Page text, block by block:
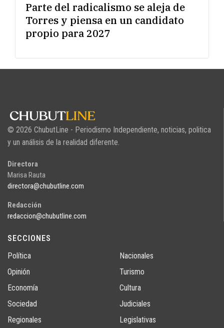
Parte del radicalismo se aleja de
Torres y piensa en un candidato
propio para 2027
© 2026 ChubutLine - Periodismo Independiente, noticias, politica
y un análisis de la realidad diferente.
Directora
Marisa Rauta
directora@chubutline.com
Redacción
redaccion@chubutline.com
SECCIONES
Política
Opinión
Economía
Sociedad
Regionales
Nacionales
Turismo
Cultura
Judiciales
Legislativas